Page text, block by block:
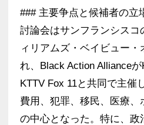
### 主要争点と候補者の立
討論会はサンフランシスコ
ィリアムズ・ベイビュー・
れ、Black Action Alliance
KTTV Fox 11と共同で主催
費用、犯罪、移民、医療、
の中心となった。特に、政